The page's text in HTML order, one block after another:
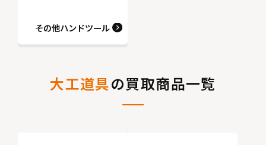
その他ハンドツール
大工道具の買取商品一覧